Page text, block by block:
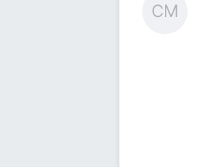
СМ